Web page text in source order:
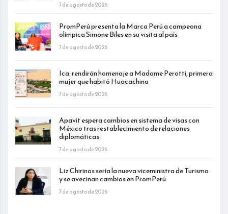
7 de agosto de 2026
PromPerú presenta la Marca Perú a campeona
olímpica Simone Biles en su visita al país
7 de agosto de 2026
Ica: rendirán homenaje a Madame Perotti, primera
mujer que habitó Huacachina
7 de agosto de 2026
Apavit espera cambios en sistema de visas con
México tras restablecimiento de relaciones
diplomáticas
7 de agosto de 2026
Liz Chirinos sería la nueva viceministra de Turismo
y se avecinan cambios en PromPerú
7 de agosto de 2026